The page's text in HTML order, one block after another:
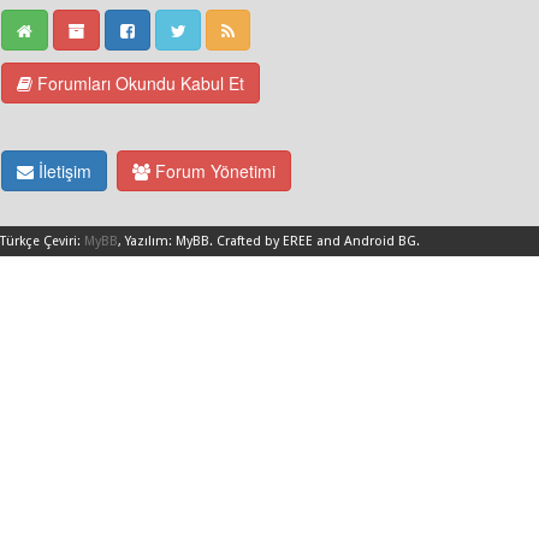
Forumları Okundu Kabul Et
İletişim Forum Yönetimi
Türkçe Çeviri: MyBB, Yazılım: MyBB. Crafted by EREE and Android BG.